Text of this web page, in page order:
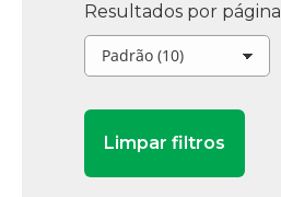
Resultados por página